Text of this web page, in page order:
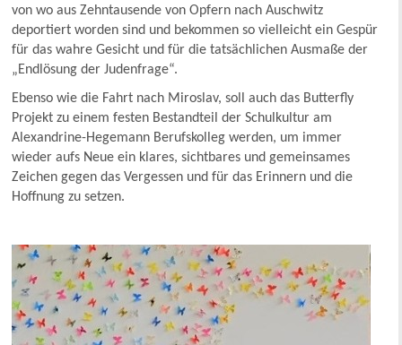
von wo aus Zehntausende von Opfern nach Auschwitz
deportiert worden sind und bekommen so vielleicht ein Gespür
für das wahre Gesicht und für die tatsächlichen Ausmaße der
„Endlösung der Judenfrage“.
Ebenso wie die Fahrt nach Miroslav, soll auch das Butterfly
Projekt zu einem festen Bestandteil der Schulkultur am
Alexandrine-Hegemann Berufskolleg werden, um immer
wieder aufs Neue ein klares, sichtbares und gemeinsames
Zeichen gegen das Vergessen und für das Erinnern und die
Hoffnung zu setzen.